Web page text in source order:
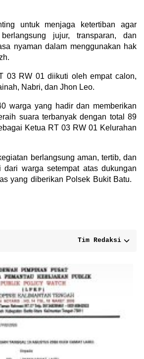
untuk menjaga ketertiban agar
jujur, transparan, dan
nyaman dalam menggunakan hak
03 RW 01 diikuti oleh empat calon,
Nabri, dan Jhon Leo.
warga yang hadir dan memberikan
suara terbanyak dengan total 89
Ketua RT 03 RW 01 Kelurahan
berlangsung aman, tertib, dan
dari warga setempat atas dukungan
yang diberikan Polsek Bukit Batu.
Tim Redaksi